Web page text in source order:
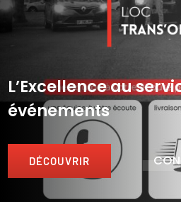
L’Excellence au
événements
DÉCOUVRIR